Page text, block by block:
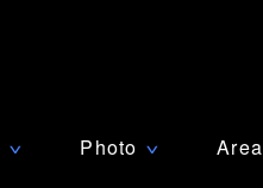
∨ Photo ∨ Area